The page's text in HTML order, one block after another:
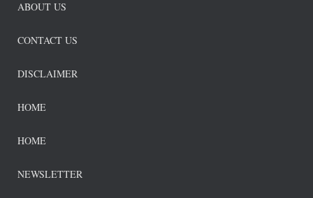
ABOUT US
CONTACT US
DISCLAIMER
HOME
HOME
NEWSLETTER